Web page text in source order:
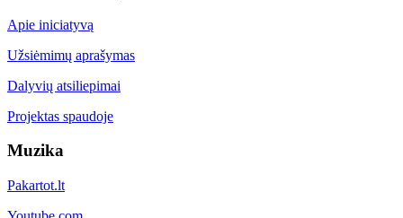
Apie iniciatyvą
Užsiėmimų aprašymas
Dalyvių atsiliepimai
Projektas spaudoje
Muzika
Pakartot.lt